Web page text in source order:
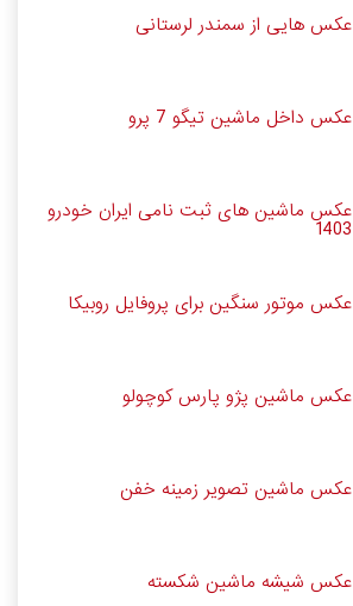
عکس هایی از سمندر لرستانی
عکس داخل ماشین تیگو 7 پرو
عکس ماشین های ثبت نامی ایران خودرو
1403
عکس موتور سنگین برای پروفایل روبیکا
عکس ماشین پژو پارس کوچولو
عکس ماشین تصویر زمینه خفن
عکس شیشه ماشین شکسته